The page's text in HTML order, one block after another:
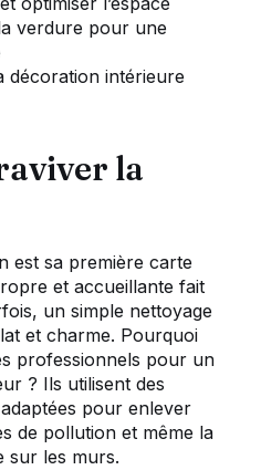
verdure pour une
décoration intérieure
la
est sa première carte
et accueillante fait
un simple nettoyage
et charme. Pourquoi
professionnels pour un
? Ils utilisent des
pour enlever
de pollution et même la
sur les murs.